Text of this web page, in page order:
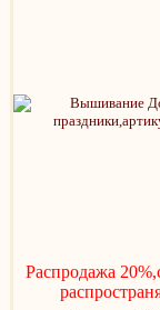
Распродажа